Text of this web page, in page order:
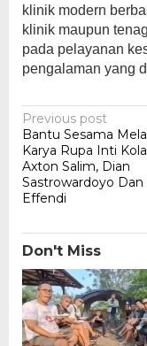
klinik modern
klinik maupun
pada pelayanan
pengalaman yang
Post
Previous post
Bantu Sesama
Karya Rupa Inti
Axton Salim, Dian
Sastrowardoyo Dan
Effendi
Don't Miss